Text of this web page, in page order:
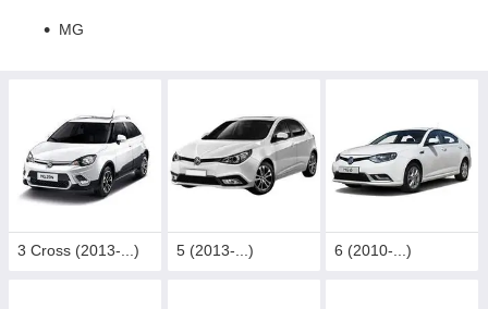
MG
3 Cross (2013-...) 5 (2013-...) 6 (2010-...)